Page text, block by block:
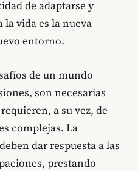
de adaptarse y
la vida es la nueva
entorno.
de un mundo
son necesarias
a su vez, de
complejas. La
dar respuesta a las
prestando